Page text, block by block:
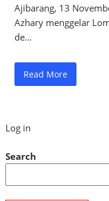
Ajibarang, 13
Azhary menggelar
de…
Read More
Log in
Search